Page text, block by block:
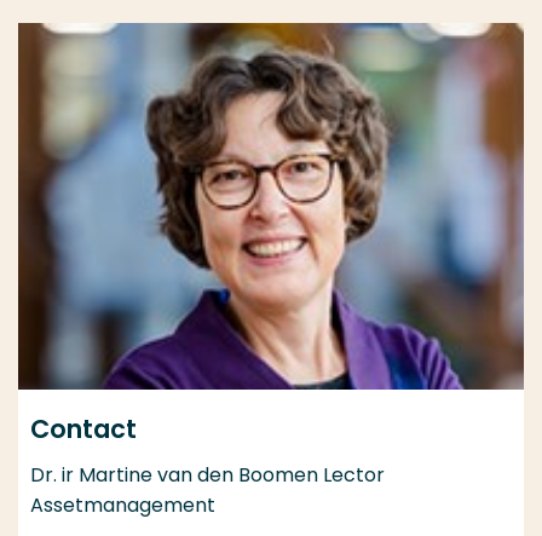
Contact
Dr. ir Martine van den Boomen Lector
Assetmanagement